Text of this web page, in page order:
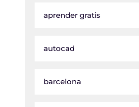
aprender gratis
autocad
barcelona